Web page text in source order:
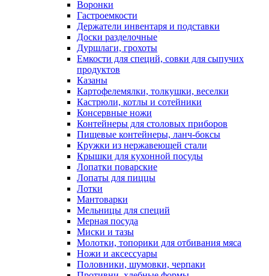
Воронки
Гастроемкости
Держатели инвентаря и подставки
Доски разделочные
Дуршлаги, грохоты
Емкости для специй, совки для сыпучих
продуктов
Казаны
Картофелемялки, толкушки, веселки
Кастрюли, котлы и сотейники
Консервные ножи
Контейнеры для столовых приборов
Пищевые контейнеры, ланч-боксы
Кружки из нержавеющей стали
Крышки для кухонной посуды
Лопатки поварские
Лопаты для пиццы
Лотки
Мантоварки
Мельницы для специй
Мерная посуда
Миски и тазы
Молотки, топорики для отбивания мяса
Ножи и аксессуары
Половники, шумовки, черпаки